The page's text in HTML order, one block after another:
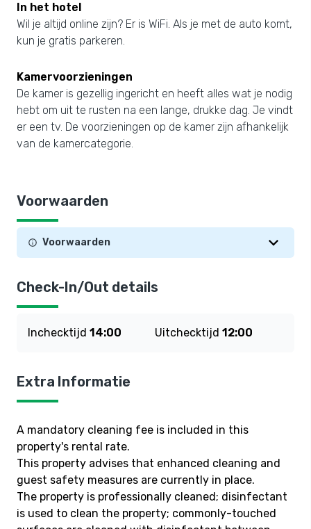
In het hotel
Wil je altijd online zijn? Er is WiFi. Als je met de auto komt,
kun je gratis parkeren.
Kamervoorzieningen
De kamer is gezellig ingericht en heeft alles wat je nodig
hebt om uit te rusten na een lange, drukke dag. Je vindt
er een tv. De voorzieningen op de kamer zijn afhankelijk
van de kamercategorie.
Voorwaarden
Voorwaarden
Check-In/Out details
Inchecktijd 14:00 Uitchecktijd 12:00
Extra Informatie
A mandatory cleaning fee is included in this
property's rental rate.
This property advises that enhanced cleaning and
guest safety measures are currently in place.
The property is professionally cleaned; disinfectant
is used to clean the property; commonly-touched